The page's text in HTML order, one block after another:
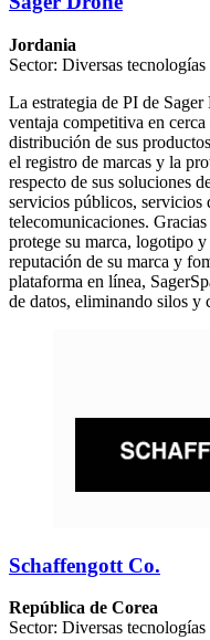
Jordania
Sector: Diversas tecnologías
La estrategia de PI de
ventaja competitiva en
distribución de sus
el registro de marcas y la
respecto de sus soluciones
servicios públicos, servicios
telecomunicaciones. Gracias
protege su marca, logotipo
reputación de su marca y
plataforma en línea,
de datos, eliminando silos y
Schaffengott Co.
República de Corea
Sector: Diversas tecnologías